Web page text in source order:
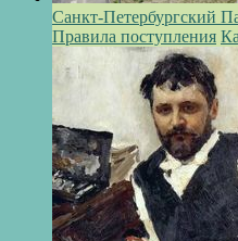
Санкт-Петербургский
Правила поступления